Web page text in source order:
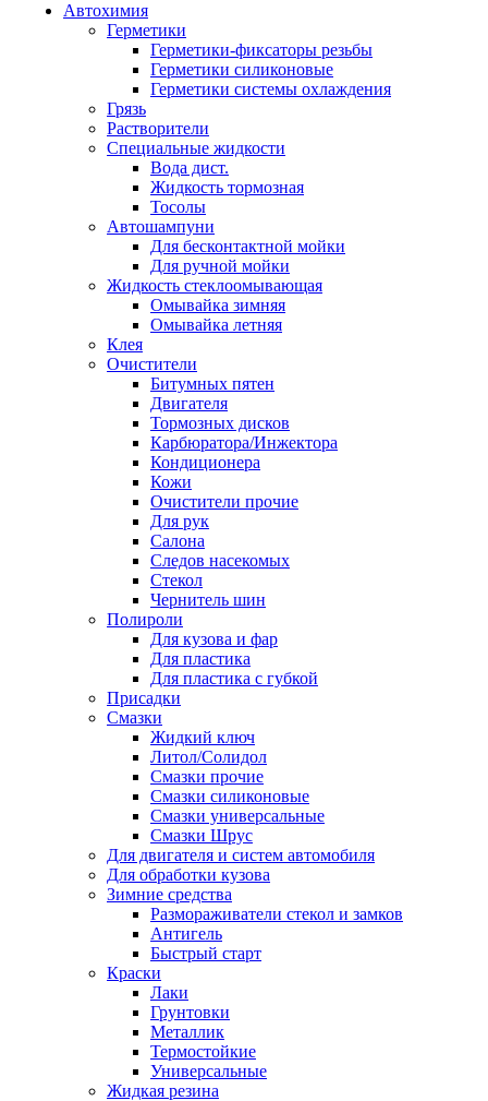
Автохимия
Герметики
Герметики-фиксаторы резьбы
Герметики силиконовые
Герметики системы охлаждения
Грязь
Растворители
Специальные жидкости
Вода дист.
Жидкость тормозная
Тосолы
Автошампуни
Для бесконтактной мойки
Для ручной мойки
Жидкость стеклоомывающая
Омывайка зимняя
Омывайка летняя
Клея
Очистители
Битумных пятен
Двигателя
Тормозных дисков
Карбюратора/Инжектора
Кондиционера
Кожи
Очистители прочие
Для рук
Салона
Следов насекомых
Стекол
Чернитель шин
Полироли
Для кузова и фар
Для пластика
Для пластика с губкой
Присадки
Смазки
Жидкий ключ
Литол/Солидол
Смазки прочие
Смазки силиконовые
Смазки универсальные
Смазки Шрус
Для двигателя и систем автомобиля
Для обработки кузова
Зимние средства
Размораживатели стекол и замков
Антигель
Быстрый старт
Краски
Лаки
Грунтовки
Металлик
Термостойкие
Универсальные
Жидкая резина